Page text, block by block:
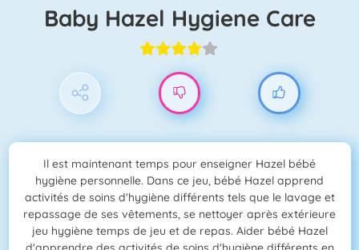
Baby Hazel Hygiene Care
Il est maintenant temps pour enseigner Hazel bébé
hygiène personnelle. Dans ce jeu, bébé Hazel apprend
activités de soins d'hygiène différents tels que le lavage et
repassage de ses vêtements, se nettoyer après extérieure
jeu hygiène temps de jeu et de repas. Aider bébé Hazel